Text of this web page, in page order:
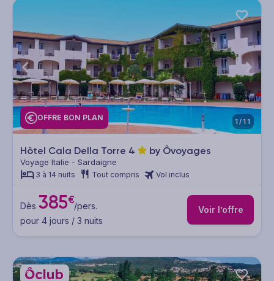
OFFRE BON PLAN 1/11
Hôtel Cala Della Torre 4 by Ôvoyages
Voyage Italie - Sardaigne
3 à 14 nuits Tout compris Vol inclus
Dès 385€/pers.
pour 4 jours / 3 nuits
Voir l’offre